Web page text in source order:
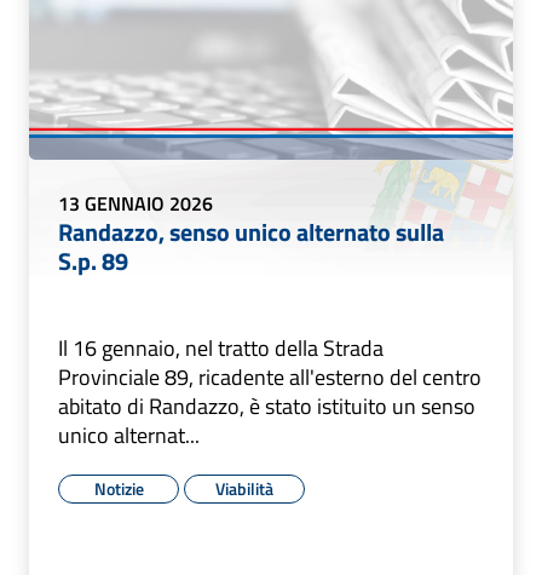
13 GENNAIO 2026
Randazzo, senso unico alternato sulla
S.p. 89
Il 16 gennaio, nel tratto della Strada
Provinciale 89, ricadente all'esterno del centro
abitato di Randazzo, è stato istituito un senso
unico alternat...
Notizie Viabilità